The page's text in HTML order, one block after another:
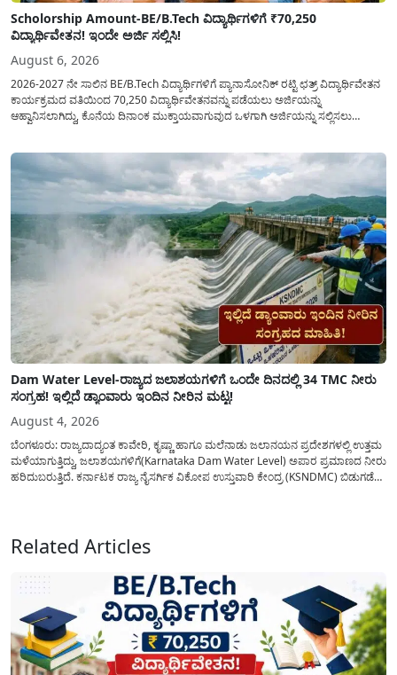
Scholorship Amount-BE/B.Tech ವಿದ್ಯಾರ್ಥಿಗಳಿಗೆ ₹70,250
ವಿದ್ಯಾರ್ಥಿವೇತನ! ಇಂದೇ ಅರ್ಜಿ ಸಲ್ಲಿಸಿ!
August 6, 2026
2026-2027 ನೇ ಸಾಲಿನ BE/B.Tech ವಿದ್ಯಾರ್ಥಿಗಳಿಗೆ ಪ್ಯಾನಾಸೋನಿಕ್ ರಟ್ಟಿ ಛತ್ರ್ ವಿದ್ಯಾರ್ಥಿವೇತನ
ಕಾರ್ಯಕ್ರಮದ ವತಿಯಿಂದ 70,250 ವಿದ್ಯಾರ್ಥಿವೇತನವನ್ನು ಪಡೆಯಲು ಅರ್ಜಿಯನ್ನು
ಆಹ್ವಾನಿಸಲಾಗಿದ್ದು, ಕೊನೆಯ ದಿನಾಂಕ ಮುಕ್ತಾಯವಾಗುವುದ ಒಳಗಾಗಿ ಅರ್ಜಿಯನ್ನು ಸಲ್ಲಿಸಲು
ಜಾರಿಗೆ...
Dam Water Level-ರಾಜ್ಯದ ಜಲಾಶಯಗಳಿಗೆ ಒಂದೇ ದಿನದಲ್ಲಿ 34 TMC ನೀರು
ಸಂಗ್ರಹ! ಇಲ್ಲಿದೆ ಡ್ಯಾಂವಾರು ಇಂದಿನ ನೀರಿನ ಮಟ್ಟ!
August 4, 2026
ಬೆಂಗಳೂರು: ರಾಜ್ಯದಾದ್ಯಂತ ಕಾವೇರಿ, ಕೃಷ್ಣಾ ಹಾಗೂ ಮಲೆನಾಡು ಜಲಾನಯನ ಪ್ರದೇಶಗಳಲ್ಲಿ ಉತ್ತಮ
ಮಳೆಯಾಗುತ್ತಿದ್ದು, ಜಲಾಶಯಗಳಿಗೆ(Karnataka Dam Water Level) ಅಪಾರ ಪ್ರಮಾಣದ ನೀರು
ಹರಿದುಬರುತ್ತಿದೆ. ಕರ್ನಾಟಕ ರಾಜ್ಯ ನೈಸರ್ಗಿಕ ವಿಕೋಪ ಉಸ್ತುವಾರಿ ಕೇಂದ್ರ (KSNDMC) ಬಿಡುಗಡೆ
Related Articles